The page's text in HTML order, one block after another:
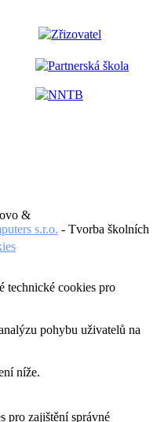
Zřizovatel
Partnerská škola
NNTB
&
s.r.o. - Tvorba školních
technické cookies pro
pohybu uživatelů na
níže.
pro zajištění správné